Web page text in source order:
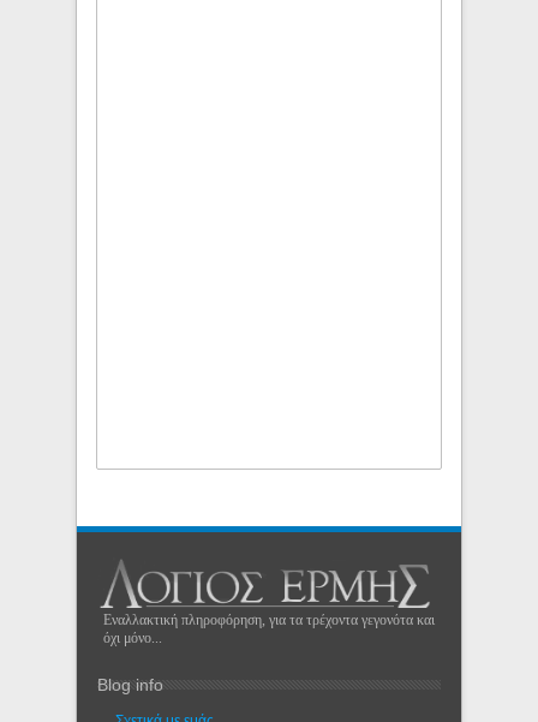
Εναλλακτική πληροφόρηση, για τα τρέχοντα γεγονότα και
όχι μόνο...
Blog info